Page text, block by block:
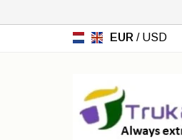
EUR / USD